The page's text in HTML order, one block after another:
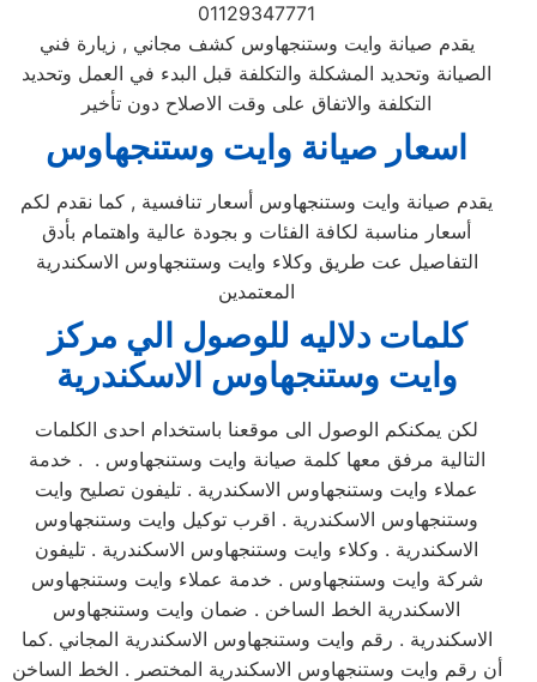
01129347771
يقدم صيانة وايت وستنجهاوس كشف مجاني , زيارة فني
الصيانة وتحديد المشكلة والتكلفة قبل البدء في العمل وتحديد
التكلفة والاتفاق على وقت الاصلاح دون تأخير
اسعار صيانة وايت وستنجهاوس
يقدم صيانة وايت وستنجهاوس أسعار تنافسية , كما نقدم لكم
أسعار مناسبة لكافة الفئات و بجودة عالية واهتمام بأدق
التفاصيل عت طريق وكلاء وايت وستنجهاوس الاسكندرية
المعتمدين
كلمات دلاليه للوصول الي مركز
وايت وستنجهاوس الاسكندرية
لكن يمكنكم الوصول الى موقعنا باستخدام احدى الكلمات
التالية مرفق معها كلمة صيانة وايت وستنجهاوس . . خدمة
عملاء وايت وستنجهاوس الاسكندرية . تليفون تصليح وايت
وستنجهاوس الاسكندرية . اقرب توكيل وايت وستنجهاوس
الاسكندرية . وكلاء وايت وستنجهاوس الاسكندرية . تليفون
شركة وايت وستنجهاوس . خدمة عملاء وايت وستنجهاوس
الاسكندرية الخط الساخن . ضمان وايت وستنجهاوس
الاسكندرية . رقم وايت وستنجهاوس الاسكندرية المجاني .كما
أن رقم وايت وستنجهاوس الاسكندرية المختصر . الخط الساخن